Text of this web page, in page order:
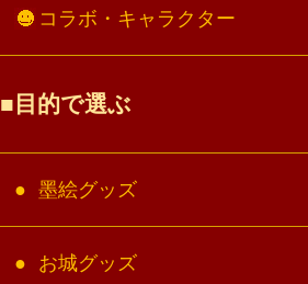
コラボ・キャラクター
目的で選ぶ
墨絵グッズ
お城グッズ